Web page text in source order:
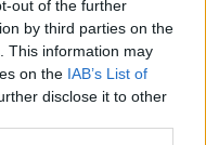
out of the further
by third parties on the
This information may
on the IAB’s List of
disclose it to other